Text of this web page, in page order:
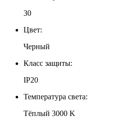
30
Цвет:
Черный
Класс защиты:
IP20
Температура света:
Тёплый 3000 K